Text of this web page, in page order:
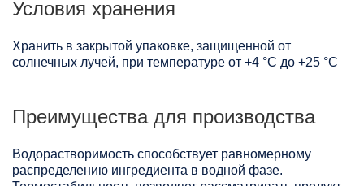
Условия хранения
Хранить в закрытой упаковке, защищенной от
солнечных лучей, при температуре от +4 °C до +25 °C
Преимущества для производства
Водорастворимость способствует равномерному
распределению ингредиента в водной фазе.